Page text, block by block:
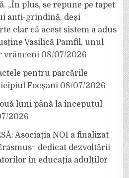
„În plus, se repune pe tapet
anti-grindină, deși
clar că acest sistem a adus
Vasilică Pamfil, unul
vrânceni 08/07/2026
pentru parcările
Focșani 08/07/2026
luni până la începutul
2026
Asociația NOI a finalizat
dedicat dezvoltării
în educația adulților